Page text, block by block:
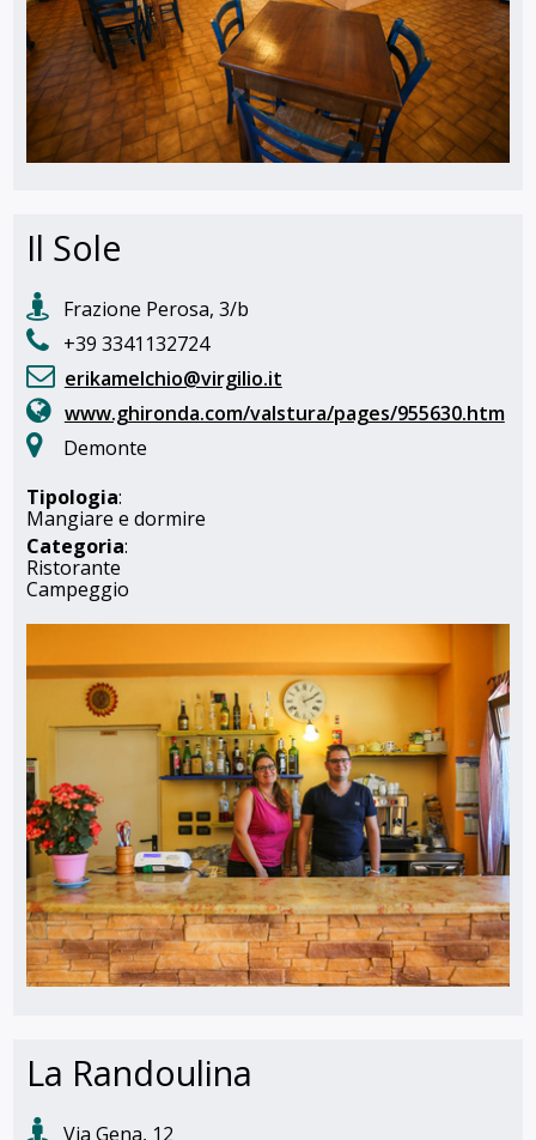
Il Sole
Frazione Perosa, 3/b
+39 3341132724
erikamelchio@virgilio.it
www.ghironda.com/valstura/pages/955630.htm
Demonte
Tipologia:
Mangiare e dormire
Categoria:
Ristorante
Campeggio
La Randoulina
Via Gena, 12